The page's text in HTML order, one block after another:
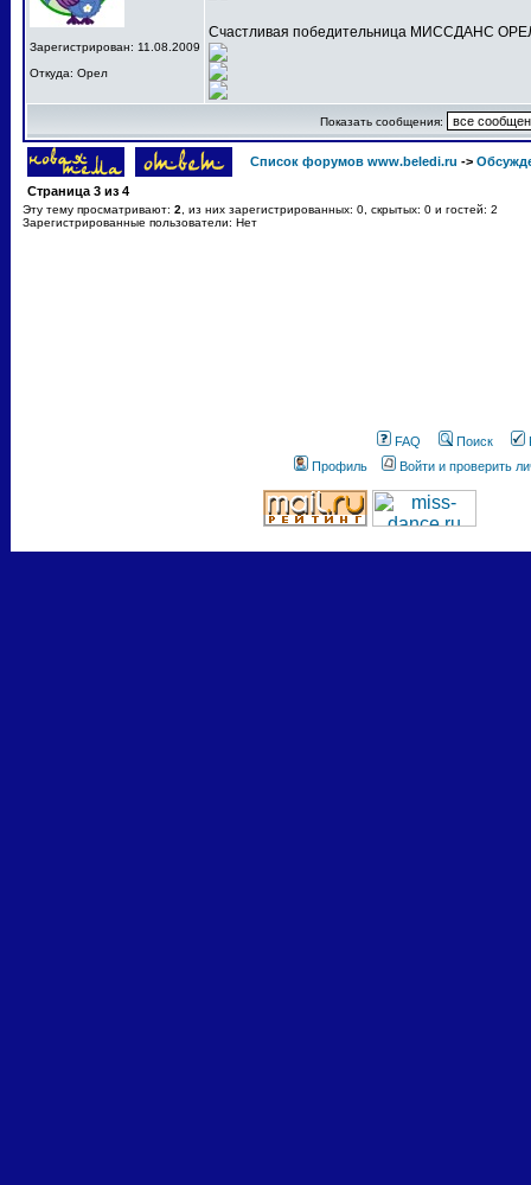
Зарегистрирован: 11.08.2009
Откуда: Орел
Счастливая победительница МИССДАНС
Показать сообщения:
Список форумов www.beledi.ru ->
Страница 3 из 4
Эту тему просматривают: 2 , из них зарегистрированных: 0, скрытых: 0 и гостей: 2
Зарегистрированные пользователи: Нет
FAQ Поиск
Профиль
Войти и проверить